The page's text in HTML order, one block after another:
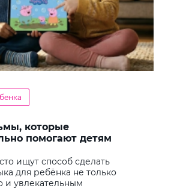
которые
помогают детям
ищут способ сделать
для ребёнка не только
и увлекательным